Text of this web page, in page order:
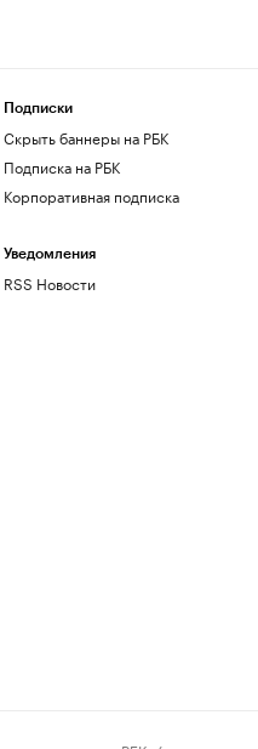
Подписки
Скрыть баннеры на РБК
Подписка на РБК
Корпоративная подписка
Уведомления
RSS Новости